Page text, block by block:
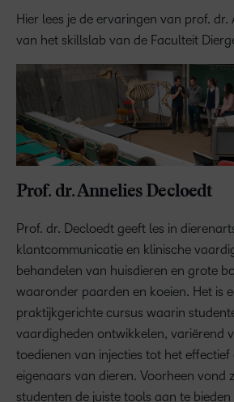
Hier lees je de ervaringen van prof. dr.
van het skillslab van de Faculteit
Prof. dr. Annelies Decloedt
Prof. dr. Decloedt geeft les in
klantcommunicatie en klinische
behandelen van huisdieren en grote
waaronder paarden en koeien. Het is
praktijkgerichte cursus waarin
vaardigheden ontwikkelen, variërend
toedienen van injecties tot het
eigenaars van dieren. Voorheen vond
studenten de juiste tools aan te